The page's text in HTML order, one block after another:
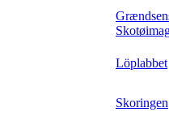
Löplabbet
Skoringen